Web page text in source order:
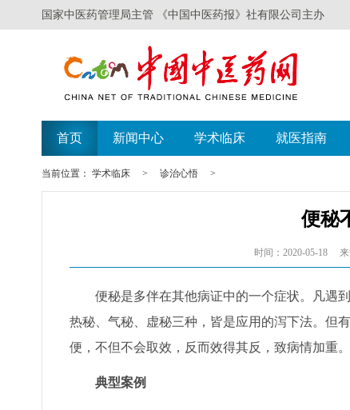
国家中医药管理局主管 《中国中医药报》社有限公司主办
首页 新闻中心 学术临床 就医指南
当前位置： 学术临床 > 诊治心悟 >
便秘
时间：2020-05-18
便秘是多伴在其他病证中的一个症状。凡遇到
热秘、气秘、虚秘三种，皆是应用的泻下法。但
便，不但不会取效，反而效得其反，致病情加重。
典型案例